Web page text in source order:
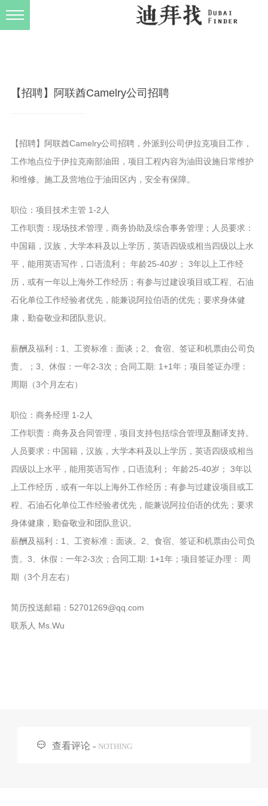
【招聘】阿联酋Camelry公司招聘
【招聘】阿联酋Camelry公司招聘，外派到公司伊拉克项目工作，
工作地点位于伊拉克南部油田，项目工程内容为油田设施日常维护
和维修。施工及营地位于油田区内，安全有保障。
职位：项目技术主管 1-2人
工作职责：现场技术管理，商务协助及综合事务管理；人员要求：
中国籍，汉族，大学本科及以上学历，英语四级或相当四级以上水
平，能用英语写作，口语流利； 年龄25-40岁； 3年以上工作经
历，或有一年以上海外工作经历；有参与过建设项目或工程、石油
石化单位工作经验者优先，能兼说阿拉伯语的优先；要求身体健
康，勤奋敬业和团队意识。
薪酬及福利：1、工资标准：面谈；2、食宿、签证和机票由公司负
责。；3、休假：一年2-3次；合同工期: 1+1年；项目签证办理：
周期（3个月左右）
职位：商务经理 1-2人
工作职责：商务及合同管理，项目支持包括综合管理及翻译支持。
人员要求：中国籍，汉族，大学本科及以上学历，英语四级或相当
四级以上水平，能用英语写作，口语流利； 年龄25-40岁； 3年以
上工作经历，或有一年以上海外工作经历；有参与过建设项目或工
程、石油石化单位工作经验者优先，能兼说阿拉伯语的优先；要求
身体健康，勤奋敬业和团队意识。
薪酬及福利：1、工资标准：面谈。2、食宿、签证和机票由公司负
责。3、休假：一年2-3次；合同工期: 1+1年；项目签证办理： 周
期（3个月左右）
简历投送邮箱：52701269@qq.com
联系人 Ms.Wu
 查看评论 - NOTHING